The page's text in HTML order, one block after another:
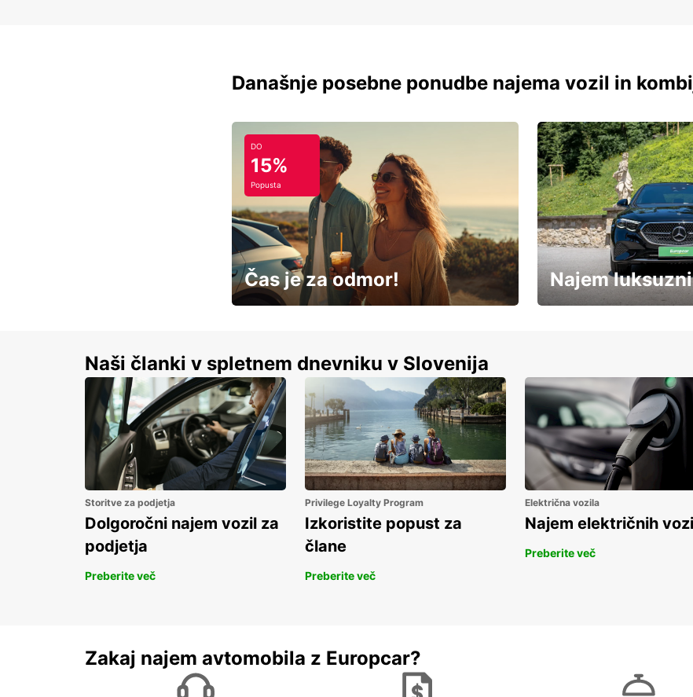
Današnje posebne ponudbe najema vozil in
DO
15%
Popusta
Čas je za odmor! Najem
Naši članki v spletnem dnevniku v Slovenija
Storitve za podjetja
Dolgoročni najem vozil za
podjetja
Preberite več
Privilege Loyalty Program
Izkoristite popust za
člane
Preberite več
Električna vozila
Najem električnih
Preberite več
Zakaj najem avtomobila z Europcar?